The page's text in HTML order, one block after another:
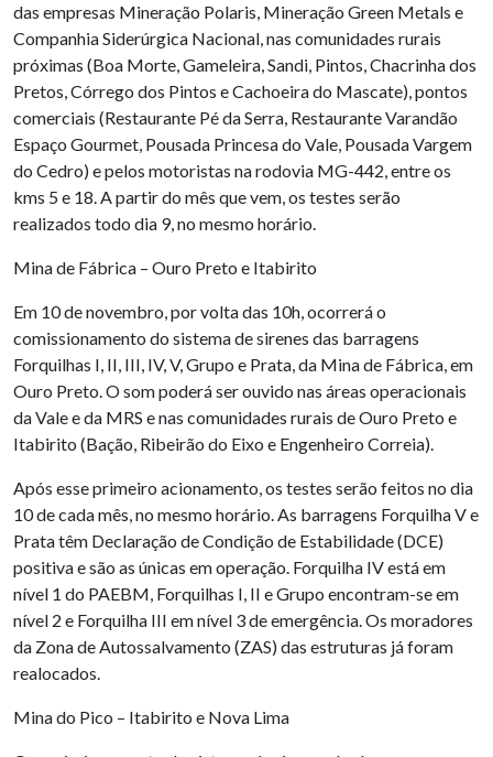
das empresas Mineração Polaris, Mineração Green Metals e
Companhia Siderúrgica Nacional, nas comunidades rurais
próximas (Boa Morte, Gameleira, Sandi, Pintos, Chacrinha dos
Pretos, Córrego dos Pintos e Cachoeira do Mascate), pontos
comerciais (Restaurante Pé da Serra, Restaurante Varandão
Espaço Gourmet, Pousada Princesa do Vale, Pousada Vargem
do Cedro) e pelos motoristas na rodovia MG-442, entre os
kms 5 e 18. A partir do mês que vem, os testes serão
realizados todo dia 9, no mesmo horário.
Mina de Fábrica – Ouro Preto e Itabirito
Em 10 de novembro, por volta das 10h, ocorrerá o
comissionamento do sistema de sirenes das barragens
Forquilhas I, II, III, IV, V, Grupo e Prata, da Mina de Fábrica, em
Ouro Preto. O som poderá ser ouvido nas áreas operacionais
da Vale e da MRS e nas comunidades rurais de Ouro Preto e
Itabirito (Bação, Ribeirão do Eixo e Engenheiro Correia).
Após esse primeiro acionamento, os testes serão feitos no dia
10 de cada mês, no mesmo horário. As barragens Forquilha V e
Prata têm Declaração de Condição de Estabilidade (DCE)
positiva e são as únicas em operação. Forquilha IV está em
nível 1 do PAEBM, Forquilhas I, II e Grupo encontram-se em
nível 2 e Forquilha III em nível 3 de emergência. Os moradores
da Zona de Autossalvamento (ZAS) das estruturas já foram
realocados.
Mina do Pico – Itabirito e Nova Lima